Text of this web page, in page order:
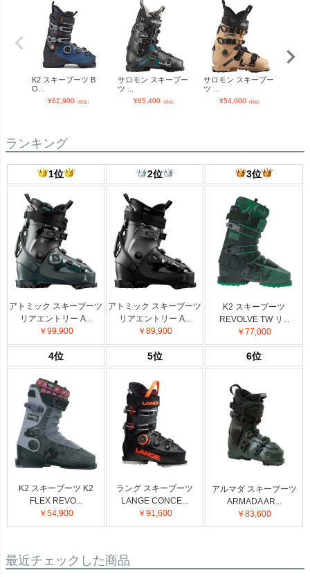
K2 スキーブーツ B
O...
¥62,900（税込）
サロモン スキーブー
ツ ...
¥65,400（税込）
サロモン スキーブー
ツ ...
¥54,000（税込）
ランキング
1位 2位 3位
アトミック スキーブーツ
リアエントリー A...
￥99,900
アトミック スキーブーツ
リアエントリー A...
￥89,900
K2 スキーブーツ
REVOLVE TW リ...
￥77,000
4位 5位 6位
K2 スキーブーツ K2
FLEX REVO...
￥54,900
ラング スキーブーツ
LANGE CONCE...
￥91,600
アルマダ スキーブーツ
ARMADA AR...
￥83,600
最近チェックした商品